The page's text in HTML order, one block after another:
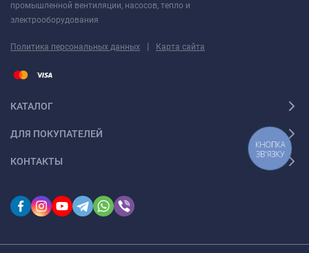
промышленной вентиляции, насосов, тепло и
электрооборудования
Политика персональных данных | Карта сайта
КАТАЛОГ
ДЛЯ ПОКУПАТЕЛЕЙ
КОНТАКТЫ
КНОПКА
ЗВ'ЯЗКУ